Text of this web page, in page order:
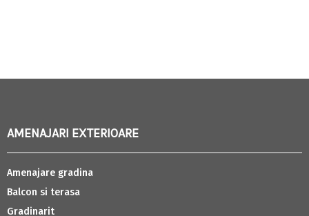
AMENAJARI EXTERIOARE
Amenajare gradina
Balcon si terasa
Gradinarit